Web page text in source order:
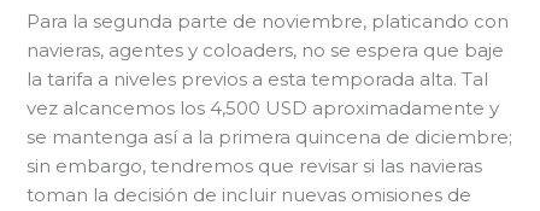
Para la segunda parte de noviembre, platicando con
navieras, agentes y coloaders, no se espera que baje
la tarifa a niveles previos a esta temporada alta. Tal
vez alcancemos los 4,500 USD aproximadamente y
se mantenga así a la primera quincena de diciembre;
sin embargo, tendremos que revisar si las navieras
toman la decisión de incluir nuevas omisiones de